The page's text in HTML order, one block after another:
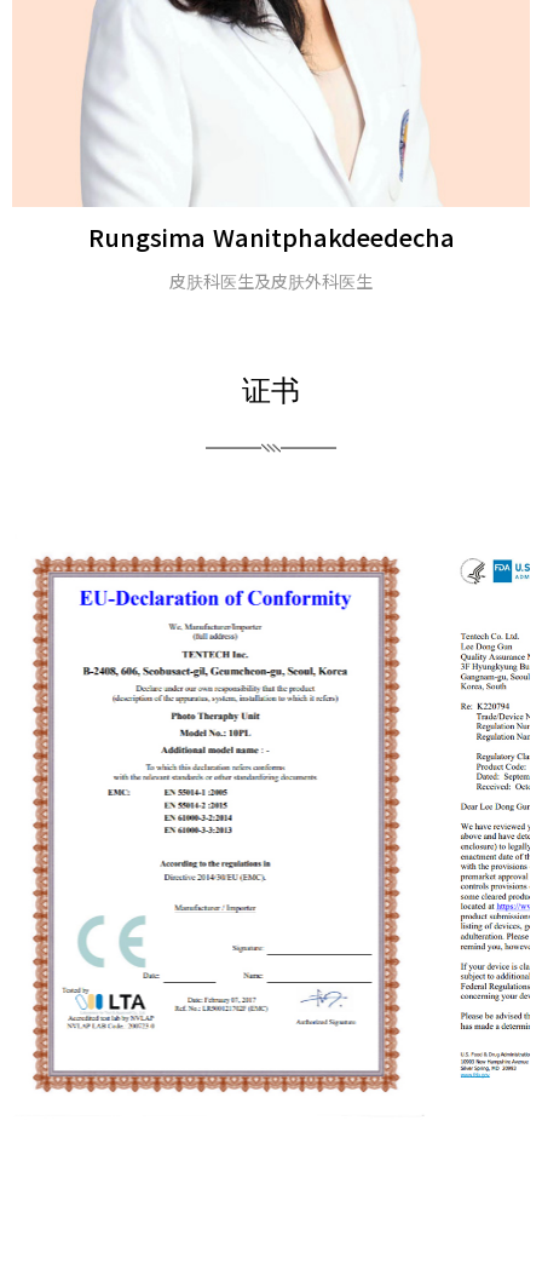
Michael H. Gold
医学博士及美国皮肤科学会会士
证书